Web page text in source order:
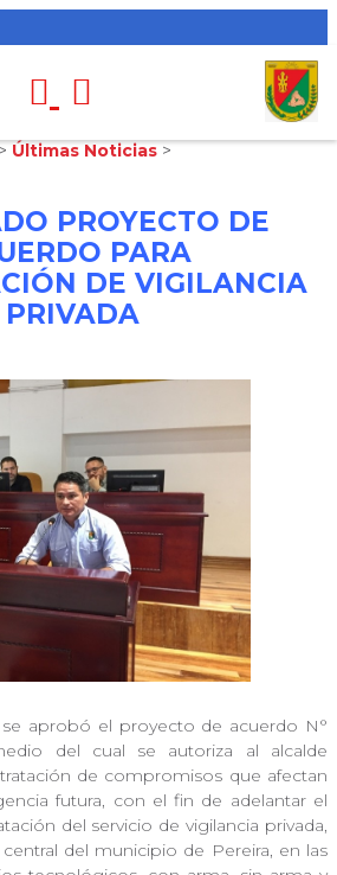
> Últimas Noticias >
PROYECTO DE
PARA
DE VIGILANCIA
PRIVADA
aprobó el proyecto de acuerdo N°
del cual se autoriza al alcalde
de compromisos que afectan
futura, con el fin de adelantar el
del servicio de vigilancia privada,
del municipio de Pereira, en las